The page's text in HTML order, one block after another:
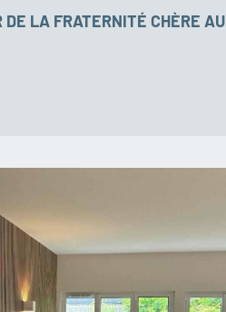
DE LA FRATERNITÉ CHÈRE AU